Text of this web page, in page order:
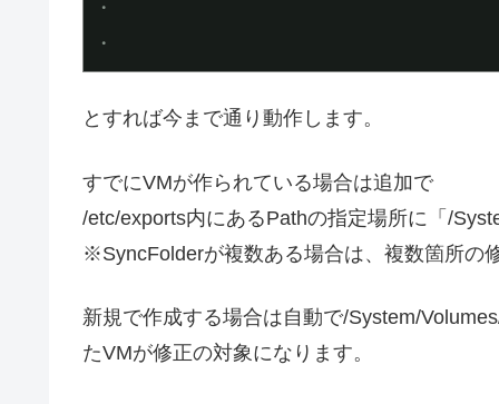
・
・
とすれば今まで通り動作します。
すでにVMが作られている場合は追加で
/etc/exports内にあるPathの指定場所に「/
※SyncFolderが複数ある場合は、複数箇所の
新規で作成する場合は自動で/System/
たVMが修正の対象になります。